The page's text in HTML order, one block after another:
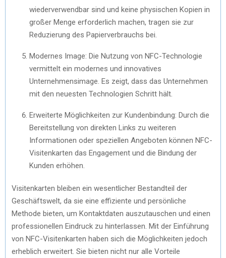
wiederverwendbar sind und keine physischen Kopien in
großer Menge erforderlich machen, tragen sie zur
Reduzierung des Papierverbrauchs bei.
Modernes Image: Die Nutzung von NFC-Technologie
vermittelt ein modernes und innovatives
Unternehmensimage. Es zeigt, dass das Unternehmen
mit den neuesten Technologien Schritt hält.
Erweiterte Möglichkeiten zur Kundenbindung: Durch die
Bereitstellung von direkten Links zu weiteren
Informationen oder speziellen Angeboten können NFC-
Visitenkarten das Engagement und die Bindung der
Kunden erhöhen.
Visitenkarten bleiben ein wesentlicher Bestandteil der
Geschäftswelt, da sie eine effiziente und persönliche
Methode bieten, um Kontaktdaten auszutauschen und einen
professionellen Eindruck zu hinterlassen. Mit der Einführung
von NFC-Visitenkarten haben sich die Möglichkeiten jedoch
erheblich erweitert. Sie bieten nicht nur alle Vorteile